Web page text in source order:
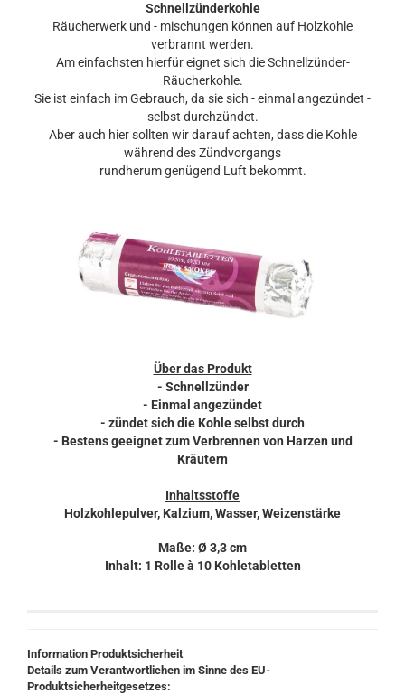
Schnellzünderkohle
Räucherwerk und - mischungen können auf Holzkohle
verbrannt werden.
Am einfachsten hierfür eignet sich die Schnellzünder-
Räucherkohle.
Sie ist einfach im Gebrauch, da sie sich - einmal angezündet -
selbst durchzündet.
Aber auch hier sollten wir darauf achten, dass die Kohle
während des Zündvorgangs
rundherum genügend Luft bekommt.
Über das Produkt
- Schnellzünder
- Einmal angezündet
- zündet sich die Kohle selbst durch
- Bestens geeignet zum Verbrennen von Harzen und
Kräutern
Inhaltsstoffe
Holzkohlepulver, Kalzium, Wasser, Weizenstärke
Maße: Ø 3,3 cm
Inhalt: 1 Rolle à 10 Kohletabletten
Information Produktsicherheit
Details zum Verantwortlichen im Sinne des EU-
Produktsicherheitgesetzes: